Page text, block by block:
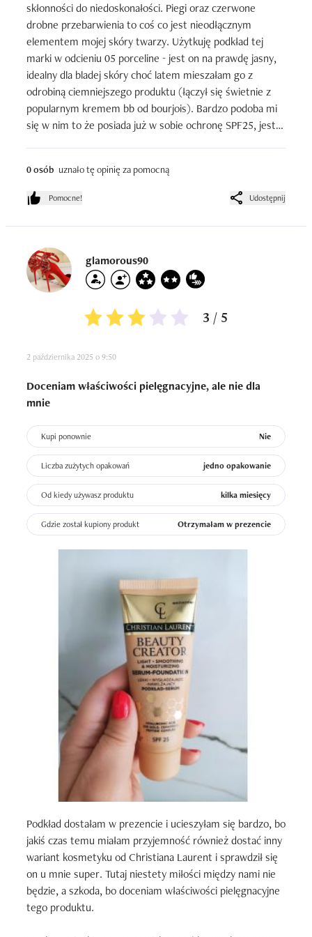
skłonności do niedoskonałości. Piegi oraz czerwone
drobne przebarwienia to coś co jest nieodłącznym
elementem mojej skóry twarzy. Użytkuję podkład tej
marki w odcieniu 05 porceline - jest on na prawdę jasny,
idealny dla bladej skóry choć latem mieszałam go z
odrobiną ciemniejszego produktu (łączył się świetnie z
popularnym kremem bb od bourjois). Bardzo podoba mi
się w nim to że posiada już w sobie ochronę SPF25, jest
w zmarszkach których mam sporo z racji przekroczenia
30stki oraz nie „ciastkuje” się. Przy nakładaniu wydaje się
jaśniejszy niż po jakimś czasie noszenia, oksyduje w
bardzo niewielkim stopniu. Na pewno wrócę po kolejne
zdjęciu, wykorzystany produkt do granic możliwości :)
0 osób uznało tę opinię za pomocną
Pomocne! Udostępnij
glamorous90
3 / 5
2 października 2025 o 9:50
Doceniam właściwości pielęgnacyjne, ale nie dla
mnie
Kupi ponownie Nie
Liczba zużytych opakowań jedno opakowanie
Od kiedy używasz produktu kilka miesięcy
Gdzie został kupiony produkt Otrzymałam w prezencie
Podkład dostałam w prezencie i ucieszyłam się bardzo, bo
jakiś czas temu miałam przyjemność również dostać inny
wariant kosmetyku od Christiana Laurent i sprawdził się
on u mnie super. Tutaj niestety miłości między nami nie
będzie, a szkoda, bo doceniam właściwości pielęgnacyjne
tego produktu.